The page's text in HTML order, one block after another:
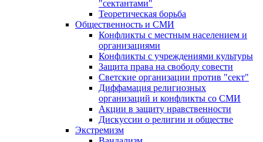
"сектантами"
Теоретическая борьба
Общественность и СМИ
Конфликты с местным населением и
организациями
Конфликты с учреждениями культуры
Защита права на свободу совести
Светские организации против "сект"
Диффамация религиозных
организаций и конфликты со СМИ
Акции в защиту нравственности
Дискуссии о религии и обществе
Экстремизм